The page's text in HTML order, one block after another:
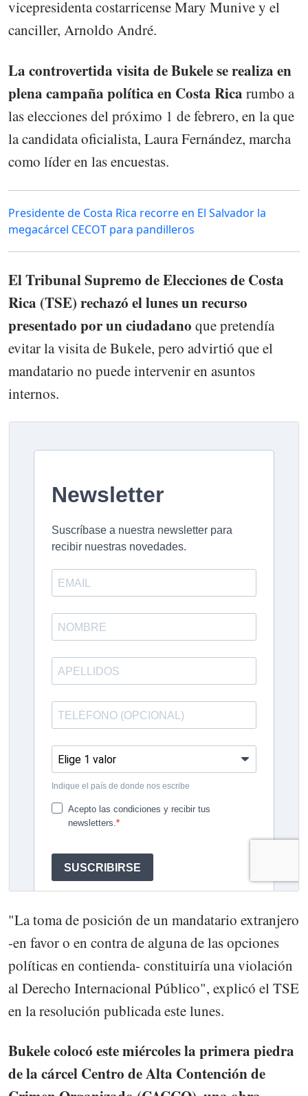
vicepresidenta costarricense Mary Munive y el
canciller, Arnoldo André.
La controvertida visita de Bukele se realiza en
plena campaña política en Costa Rica rumbo a
las elecciones del próximo 1 de febrero, en la que
la candidata oficialista, Laura Fernández, marcha
como líder en las encuestas.
Presidente de Costa Rica recorre en El Salvador la
megacárcel CECOT para pandilleros
El Tribunal Supremo de Elecciones de Costa
Rica (TSE) rechazó el lunes un recurso
presentado por un ciudadano que pretendía
evitar la visita de Bukele, pero advirtió que el
mandatario no puede intervenir en asuntos
internos.
"La toma de posición de un mandatario extranjero
-en favor o en contra de alguna de las opciones
políticas en contienda- constituiría una violación
al Derecho Internacional Público", explicó el TSE
en la resolución publicada este lunes.
Bukele colocó este miércoles la primera piedra
de la cárcel Centro de Alta Contención de